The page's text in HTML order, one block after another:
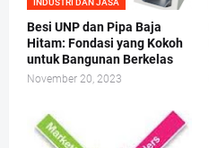
INDUSTRI DAN JASA
Besi UNP dan Pipa Baja
Hitam: Fondasi yang Kokoh
untuk Bangunan Berkelas
November 20, 2023